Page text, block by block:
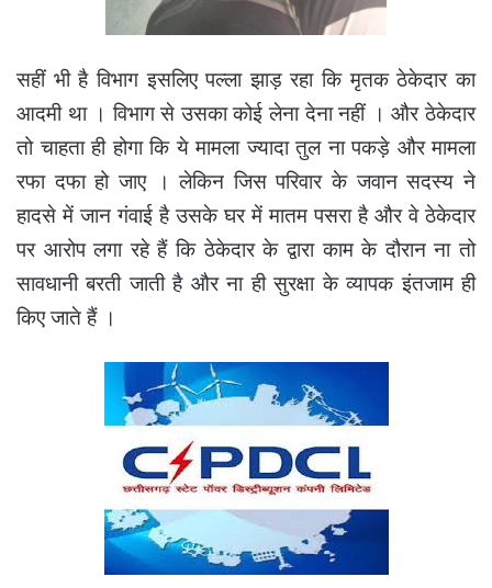
सहीं भी है विभाग इसलिए पल्ला झाड़ रहा कि मृतक ठेकेदार का
आदमी था । विभाग से उसका कोई लेना देना नहीं । और ठेकेदार
तो चाहता ही होगा कि ये मामला ज्यादा तुल ना पकड़े और मामला
रफा दफा हो जाए । लेकिन जिस परिवार के जवान सदस्य ने
हादसे में जान गंवाई है उसके घर में मातम पसरा है और वे ठेकेदार
पर आरोप लगा रहे हैं कि ठेकेदार के द्वारा काम के दौरान ना तो
सावधानी बरती जाती है और ना ही सुरक्षा के व्यापक इंतजाम ही
किए जाते हैं ।